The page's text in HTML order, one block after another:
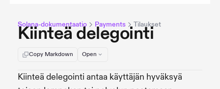
Solana-dokumentaatio Payments Tilaukset
Kiinteä delegointi
Copy Markdown Open
Kiinteä delegointi antaa käyttäjän hyväksyä